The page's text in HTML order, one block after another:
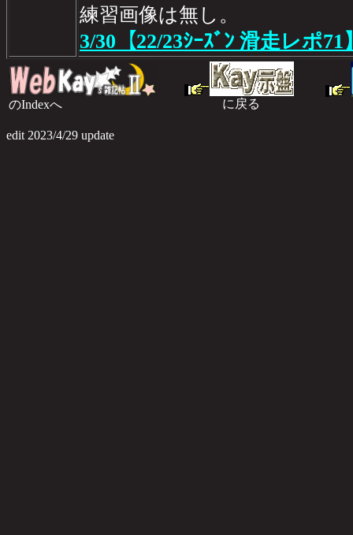
練習画像は無し。
3/30【22/23ｼｰｽﾞﾝ 滑走レポ71
のIndexへ に戻る
edit 2023/4/29 update